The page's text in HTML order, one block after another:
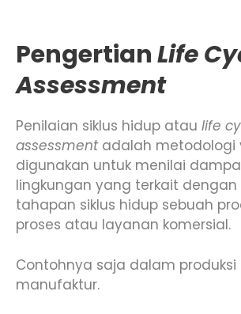
PengertianLife
Assessment
Penilaian siklus hidup atau life
assessmentadalah metodologi
digunakan untuk menilai
lingkungan yang terkait dengan
tahapan siklus hidup sebuah
proses atau layanan komersial.
Contohnya saja dalam
manufaktur.